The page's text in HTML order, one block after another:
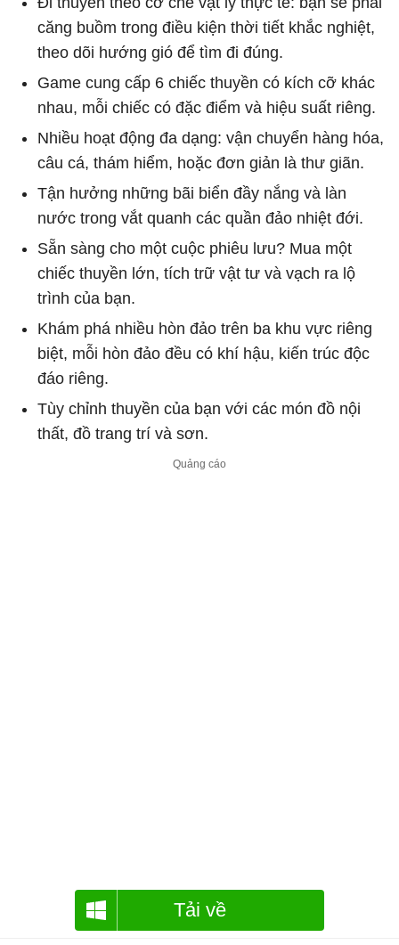
căng buồm trong điều kiện thời tiết khắc nghiệt,
theo dõi hướng gió để tìm đi đúng.
Game cung cấp 6 chiếc thuyền có kích cỡ khác
nhau, mỗi chiếc có đặc điểm và hiệu suất riêng.
Nhiều hoạt động đa dạng: vận chuyển hàng hóa,
câu cá, thám hiểm, hoặc đơn giản là thư giãn.
Tận hưởng những bãi biển đầy nắng và làn
nước trong vắt quanh các quần đảo nhiệt đới.
Sẵn sàng cho một cuộc phiêu lưu? Mua một
chiếc thuyền lớn, tích trữ vật tư và vạch ra lộ
trình của bạn.
Khám phá nhiều hòn đảo trên ba khu vực riêng
biệt, mỗi hòn đảo đều có khí hậu, kiến trúc độc
đáo riêng.
Tùy chỉnh thuyền của bạn với các món đồ nội
thất, đồ trang trí và sơn.
Tải về